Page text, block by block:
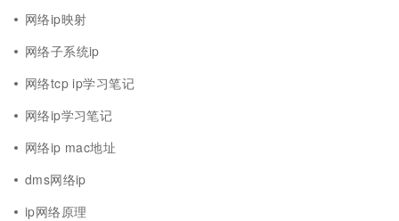
网络ip映射
网络子系统ip
网络tcp ip学习笔记
网络ip学习笔记
网络ip mac地址
dms网络ip
ip网络原理